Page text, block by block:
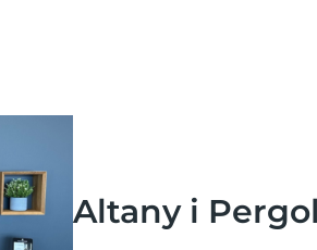
Altany i